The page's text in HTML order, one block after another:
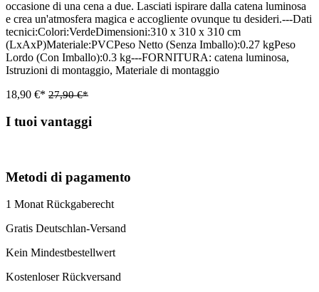
occasione di una cena a due. Lasciati ispirare dalla catena luminosa
e crea un'atmosfera magica e accogliente ovunque tu desideri.---Dati
tecnici:Colori:VerdeDimensioni:310 x 310 x 310 cm
(LxAxP)Materiale:PVCPeso Netto (Senza Imballo):0.27 kgPeso
Lordo (Con Imballo):0.3 kg---FORNITURA: catena luminosa,
Istruzioni di montaggio, Materiale di montaggio
18,90 €* 27,90 €*
I tuoi vantaggi
Metodi di pagamento
1 Monat Rückgaberecht
Gratis Deutschlan-Versand
Kein Mindestbestellwert
Kostenloser Rückversand